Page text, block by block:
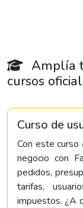
Amplía
cursos
Curso de
Con este
negocio con
pedidos,
tarifas,
impuestos. ¿A